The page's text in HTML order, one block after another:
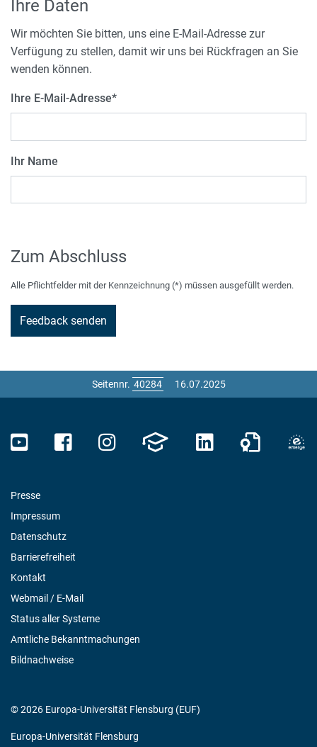
Ihre Daten
Wir möchten Sie bitten, uns eine E-Mail-Adresse zur
Verfügung zu stellen, damit wir uns bei Rückfragen an Sie
wenden können.
Ihre E-Mail-Adresse*
Ihr Name
Zum Abschluss
Alle Pflichtfelder mit der Kennzeichnung (*) müssen ausgefüllt werden.
Seitennr. 16.07.2025
Presse
Impressum
Datenschutz
Barrierefreiheit
Kontakt
Webmail / E-Mail
Status aller Systeme
Amtliche Bekanntmachungen
Bildnachweise
© 2026 Europa-Universität Flensburg (EUF)
Europa-Universität Flensburg